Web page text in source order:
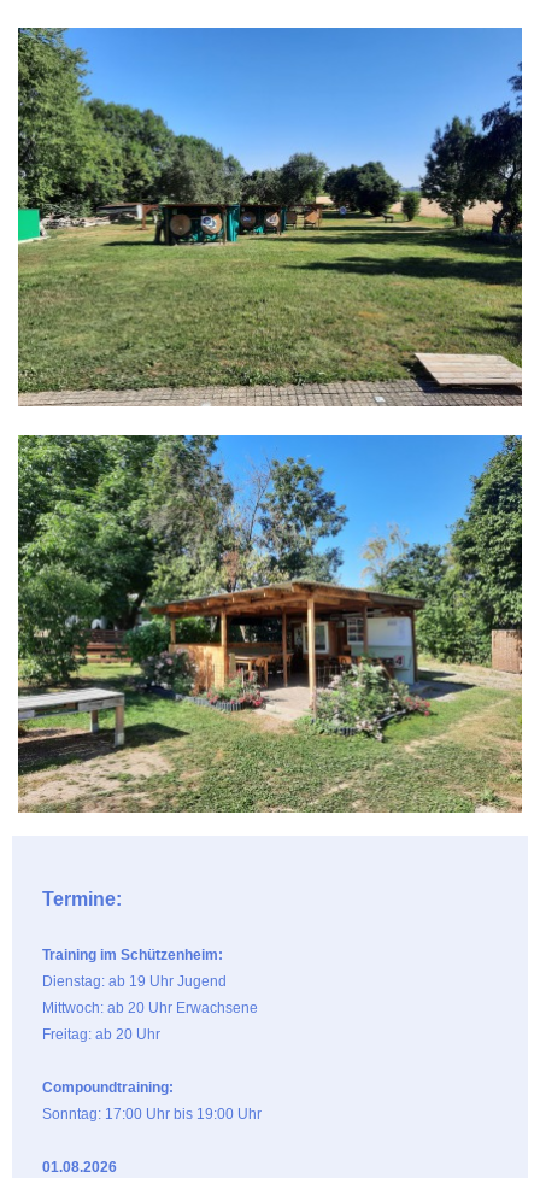
Termine:
Training im Schützenheim:
Dienstag: ab 19 Uhr Jugend
Mittwoch: ab 20 Uhr Erwachsene
Freitag: ab 20 Uhr
Compoundtraining:
Sonntag: 17:00 Uhr bis 19:00 Uhr
01.08.2026